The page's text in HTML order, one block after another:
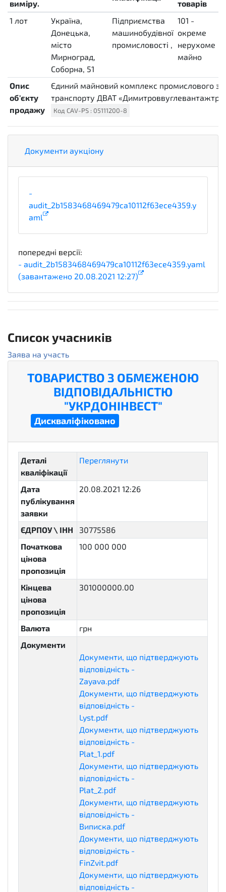
виміру. товарів
1 лот
Україна,
Донецька,
місто
Мирноград,
Соборна, 51
Підприємства
машинобудівної
промисловості ,
101 -
окреме
нерухоме
майно
Опис
об'єкту
продажу
Єдиний майновий комплекс промислового
транспорту ДВАТ
Код CAV-PS : 05111200-8
Документи аукціону
-
audit_2b1583468469479ca10112f63ece4359.y
aml
попередні версії:
- audit_2b1583468469479ca10112f63ece4359.yaml
(завантажено 20.08.2021 12:27)
Список учасників
Заява на участь
ТОВАРИСТВО З ОБМЕЖЕНОЮ
ВІДПОВІДАЛЬНІСТЮ
"УКРДОНІНВЕСТ"
Дискваліфіковано
Деталі
кваліфікації
Переглянути
Дата
публікування
заявки
20.08.2021 12:26
ЄДРПОУ \ ІНН
30775586
Початкова
цінова
пропозиція
100 000 000
Кінцева
цінова
пропозиція
301000000.00
Валюта
грн
Документи
Документи, що підтверджують
відповідність -
Zayava.pdfeligibilityDocuments
Документи, що підтверджують
відповідність -
Lyst.pdfeligibilityDocuments
Документи, що підтверджують
відповідність -
Plat_1.pdfeligibilityDocuments
Документи, що підтверджують
відповідність -
Plat_2.pdfeligibilityDocuments
Документи, що підтверджують
відповідність -
Виписка.pdfeligibilityDocuments
Документи, що підтверджують
відповідність -
FinZvit.pdfeligibilityDocuments
Документи, що підтверджують
відповідність -